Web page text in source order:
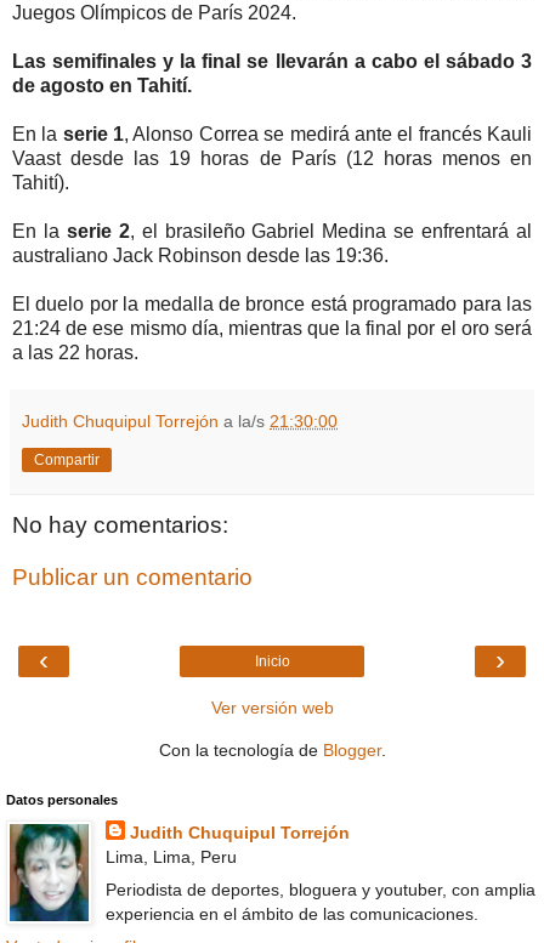
Juegos Olímpicos de París 2024.
Las semifinales y la final se llevarán a cabo el sábado 3
de agosto en Tahití.
En la serie 1, Alonso Correa se medirá ante el francés Kauli
Vaast desde las 19 horas de París (12 horas menos en
Tahití).
En la serie 2, el brasileño Gabriel Medina se enfrentará al
australiano Jack Robinson desde las 19:36.
El duelo por la medalla de bronce está programado para las
21:24 de ese mismo día, mientras que la final por el oro será
a las 22 horas.
Judith Chuquipul Torrejón a la/s 21:30:00
Compartir
No hay comentarios:
Publicar un comentario
‹ ›
Inicio
Ver versión web
Con la tecnología de Blogger.
Datos personales
Judith Chuquipul Torrejón
Lima, Lima, Peru
Periodista de deportes, bloguera y youtuber, con amplia
experiencia en el ámbito de las comunicaciones.